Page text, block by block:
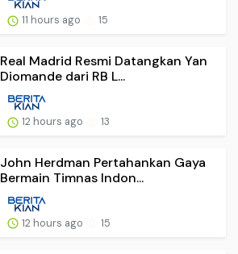
11 hours ago 15
Real Madrid Resmi Datangkan Yan
Diomande dari RB L...
12 hours ago 13
John Herdman Pertahankan Gaya
Bermain Timnas Indon...
12 hours ago 15